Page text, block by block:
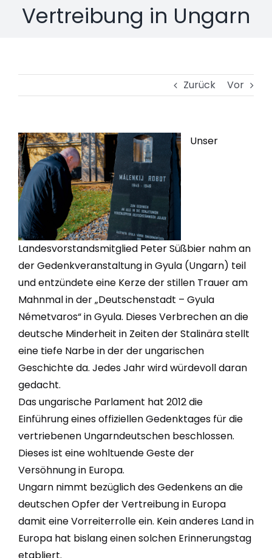
Vertreibung in Ungarn
Zurück Vor
Unser
Landesvorstandsmitglied Peter Süßbier nahm an
der Gedenkveranstaltung in Gyula (Ungarn) teil
und entzündete eine Kerze der stillen Trauer am
Mahnmal in der „Deutschenstadt – Gyula
Németvaros“ in Gyula. Dieses Verbrechen an die
deutsche Minderheit in Zeiten der Stalinära stellt
eine tiefe Narbe in der der ungarischen
Geschichte da. Jedes Jahr wird würdevoll daran
gedacht.
Das ungarische Parlament hat 2012 die
Einführung eines offiziellen Gedenktages für die
vertriebenen Ungarndeutschen beschlossen.
Dieses ist eine wohltuende Geste der
Versöhnung in Europa.
Ungarn nimmt bezüglich des Gedenkens an die
deutschen Opfer der Vertreibung in Europa
damit eine Vorreiterrolle ein. Kein anderes Land in
Europa hat bislang einen solchen Erinnerungstag
etabliert.